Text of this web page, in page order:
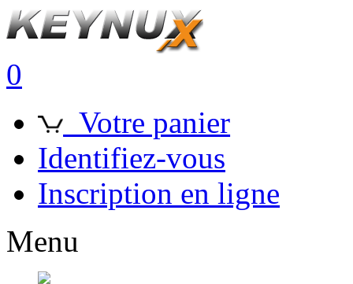
0
Votre panier
Identifiez-vous
Inscription en ligne
Menu